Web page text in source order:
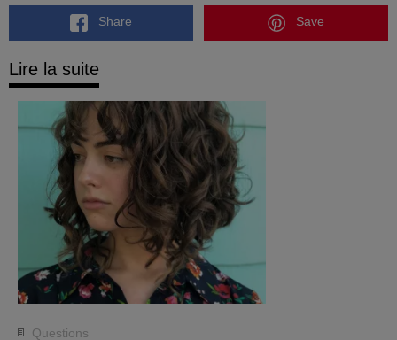
Share Save
Lire la suite
Questions